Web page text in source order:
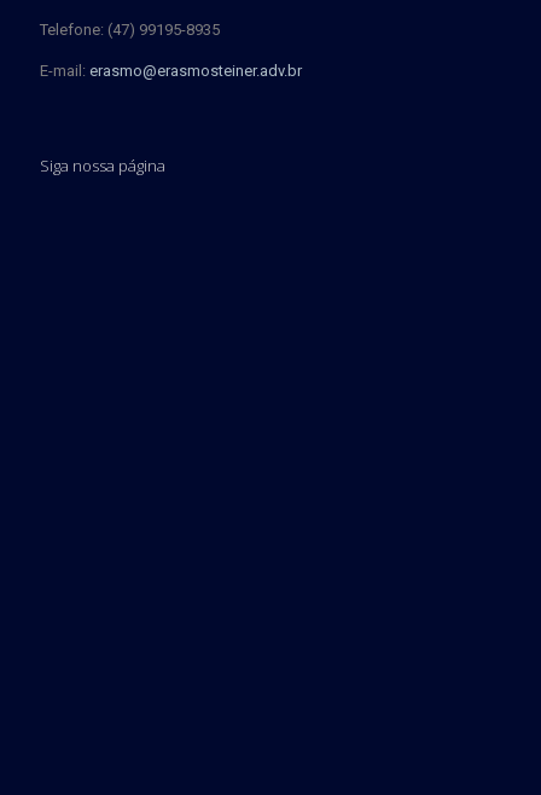
Telefone: (47) 99195-8935
E-mail: erasmo@erasmosteiner.adv.br
Siga nossa página